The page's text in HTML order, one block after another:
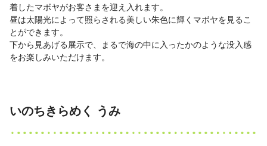
着したマボヤがお客さまを迎え入れます。
昼は太陽光によって照らされる美しい朱色に輝くマボヤを見るこ
とができます。
下から見あげる展示で、まるで海の中に入ったかのような没入感
をお楽しみいただけます。
いのちきらめく うみ